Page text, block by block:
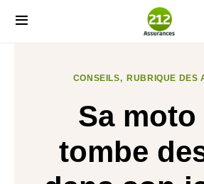
CONSEILS RUBRIQUE DES
Sa
tombe